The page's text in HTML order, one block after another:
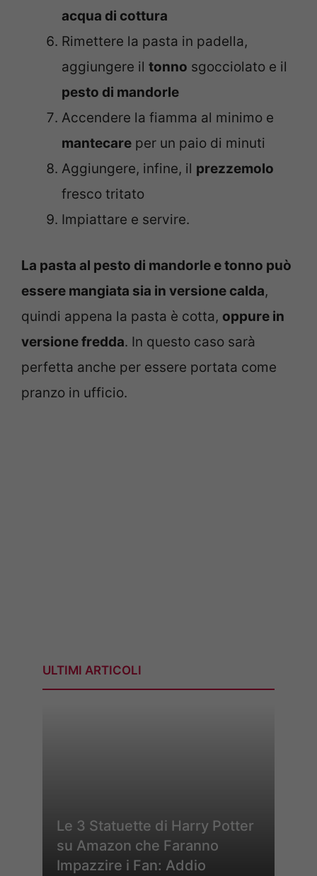
acqua di cottura
Rimettere la pasta in padella,
aggiungere il tonno sgocciolato e il
pesto di mandorle
Accendere la fiamma al minimo e
mantecare per un paio di minuti
Aggiungere, infine, il prezzemolo
fresco tritato
Impiattare e servire.
La pasta al pesto di mandorle e tonno può
essere mangiata sia in versione calda,
quindi appena la pasta è cotta, oppure in
versione fredda. In questo caso sarà
perfetta anche per essere portata come
pranzo in ufficio.
ULTIMI ARTICOLI
Le 3 Statuette di Harry Potter
su Amazon che Faranno
Impazzire i Fan: Addio